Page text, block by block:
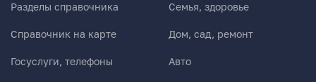
Разделы справочника
Справочник на карте
Госуслуги, телефоны
Семья, здоровье
Дом, сад, ремонт
Авто